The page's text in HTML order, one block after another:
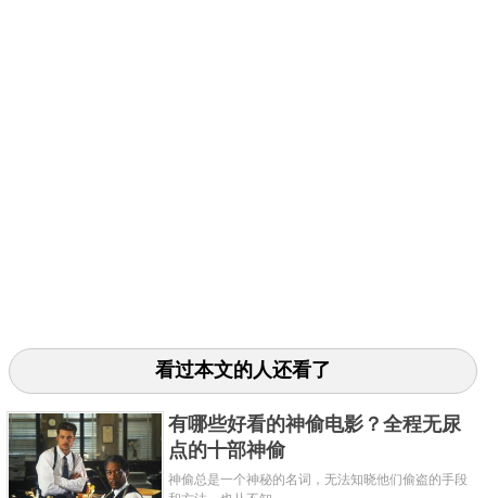
画面很美很梦幻，剧情很充实，配音、配乐、节奏、
看过本文的人还看了
有哪些好看的神偷电影？全程无尿
点的十部神偷
神偷总是一个神秘的名词，无法知晓他们偷盗的手段